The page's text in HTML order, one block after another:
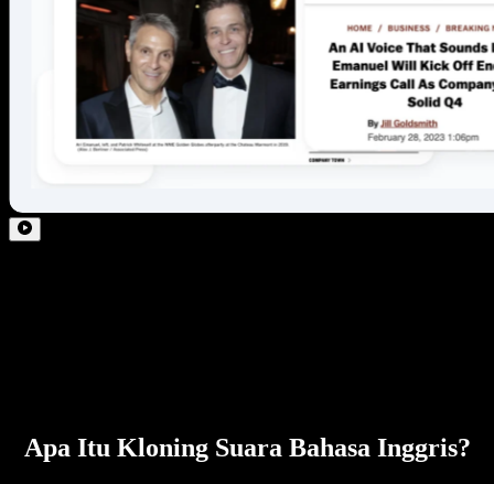
Apa Itu Kloning Suara Bahasa Inggris?